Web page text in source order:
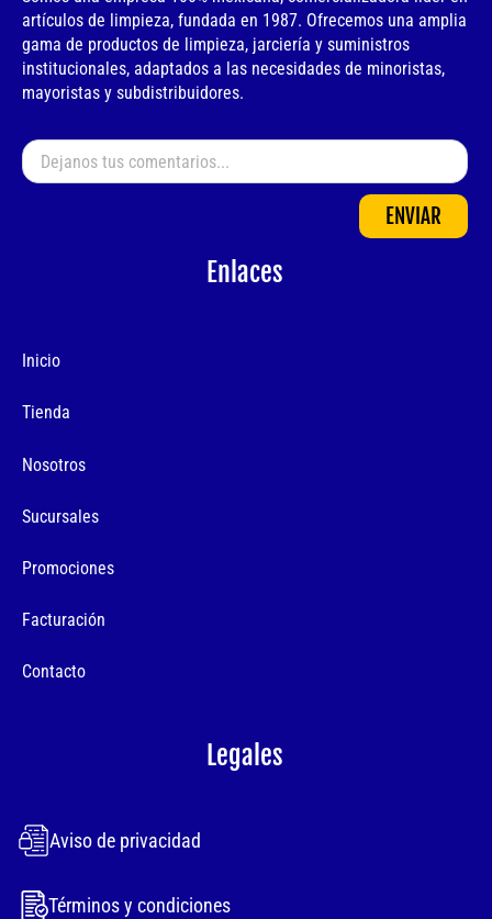
artículos de limpieza, fundada en 1987. Ofrecemos una amplia
gama de productos de limpieza, jarciería y suministros
institucionales, adaptados a las necesidades de minoristas,
mayoristas y subdistribuidores.
ENVIAR
Enlaces
Inicio
Tienda
Nosotros
Sucursales
Promociones
Facturación
Contacto
Legales
Aviso de privacidad
Términos y condiciones